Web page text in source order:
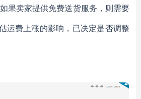
果卖家提供免费送货服务，则需要
运费上涨的影响，已决定是否调整